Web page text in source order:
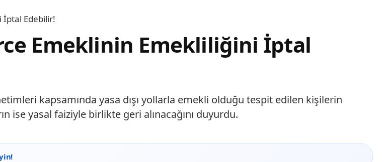
İptal Edebilir!
Emeklinin Emekliliğini İptal
kapsamında yasa dışı yollarla emekli olduğu tespit edilen kişilerin
yasal faiziyle birlikte geri alınacağını duyurdu.